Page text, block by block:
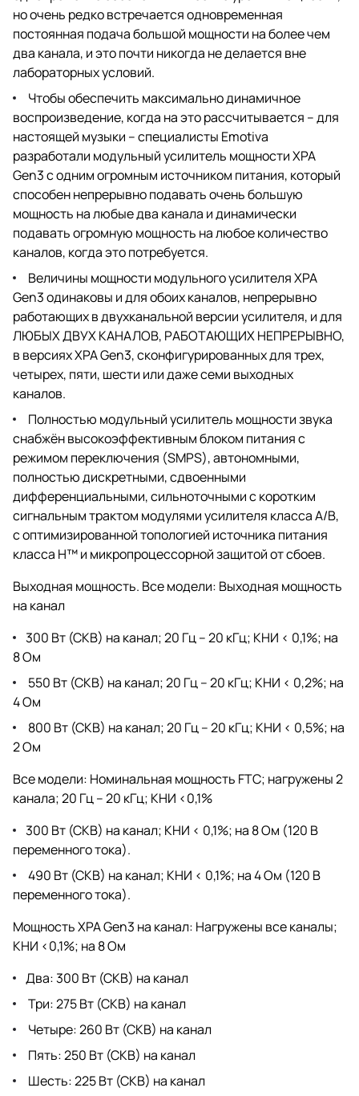
но очень редко встречается одновременная
постоянная подача большой мощности на более чем
два канала, и это почти никогда не делается вне
лабораторных условий.
Чтобы обеспечить максимально динамичное
воспроизведение, когда на это рассчитывается – для
настоящей музыки – специалисты Emotiva
разработали модульный усилитель мощности XPA
Gen3 с одним огромным источником питания, который
способен непрерывно подавать очень большую
мощность на любые два канала и динамически
подавать огромную мощность на любое количество
каналов, когда это потребуется.
Величины мощности модульного усилителя XPA
Gen3 одинаковы и для обоих каналов, непрерывно
работающих в двухканальной версии усилителя, и для
ЛЮБЫХ ДВУХ КАНАЛОВ, РАБОТАЮЩИХ НЕПРЕРЫВНО,
в версиях XPA Gen3, сконфигурированных для трех,
четырех, пяти, шести или даже семи выходных
каналов.
Полностью модульный усилитель мощности звука
снабжён высокоэффективным блоком питания с
режимом переключения (SMPS), автономными,
полностью дискретными, сдвоенными
дифференциальными, сильноточными с коротким
сигнальным трактом модулями усилителя класса A/B,
с оптимизированной топологией источника питания
класса H™ и микропроцессорной защитой от сбоев.
Выходная мощность. Все модели: Выходная мощность
на канал
300 Вт (СКВ) на канал; 20 Гц – 20 кГц; КНИ < 0,1%; на
8 Ом
550 Вт (СКВ) на канал; 20 Гц – 20 кГц; КНИ < 0,2%; на
4 Ом
800 Вт (СКВ) на канал; 20 Гц – 20 кГц; КНИ < 0,5%; на
2 Ом
Все модели: Номинальная мощность FTC; нагружены 2
канала; 20 Гц – 20 кГц; КНИ <0,1%
300 Вт (СКВ) на канал; КНИ < 0,1%; на 8 Ом (120 В
переменного тока).
490 Вт (СКВ) на канал; КНИ < 0,1%; на 4 Ом (120 В
переменного тока).
Мощность XPA Gen3 на канал: Нагружены все каналы;
КНИ <0,1%; на 8 Ом
Два: 300 Вт (СКВ) на канал
Три: 275 Вт (СКВ) на канал
Четыре: 260 Вт (СКВ) на канал
Пять: 250 Вт (СКВ) на канал
Шесть: 225 Вт (СКВ) на канал